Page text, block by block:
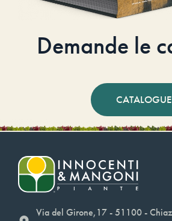
Demande le
Via del Girone,17 - 51100 -